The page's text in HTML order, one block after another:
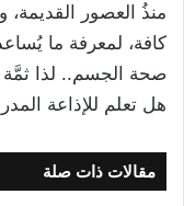
منذُ العصور
كافة، لمعرفة ما
صحة الجسم.. لذا
هل تعلم للإذاعة
مقالات ذات صلة